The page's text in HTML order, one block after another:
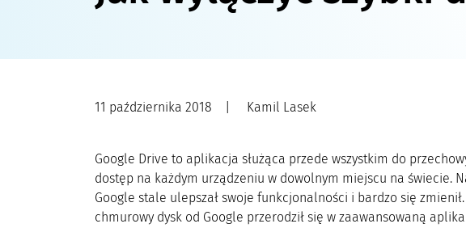
11 października 2018 Kamil Lasek
Google Drive to aplikacja służąca przede wszystkim do
dostęp na każdym urządzeniu w dowolnym miejscu na świecie.
Google stale ulepszał swoje funkcjonalności i bardzo się
chmurowy dysk od Google przerodził się w zaawansowaną